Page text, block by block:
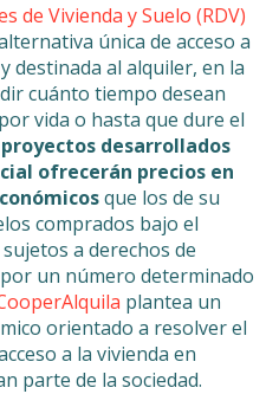
de Vivienda y Suelo (RDV)
única de acceso a
destinada al alquiler, en la
cuánto tiempo desean
vida o hasta que dure el
proyectos desarrollados
ofrecerán precios en
que los de su
comprados bajo el
a derechos de
un número determinado
plantea un
orientado a resolver el
a la vivienda en
parte de la sociedad.